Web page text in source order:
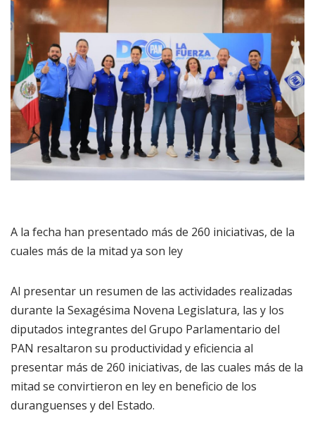
A la fecha han presentado más de 260 iniciativas, de la
cuales más de la mitad ya son ley
Al presentar un resumen de las actividades realizadas
durante la Sexagésima Novena Legislatura, las y los
diputados integrantes del Grupo Parlamentario del
PAN resaltaron su productividad y eficiencia al
presentar más de 260 iniciativas, de las cuales más de la
mitad se convirtieron en ley en beneficio de los
duranguenses y del Estado.